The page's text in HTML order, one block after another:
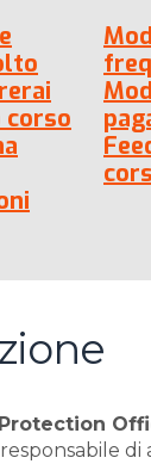
corso
Protection
di